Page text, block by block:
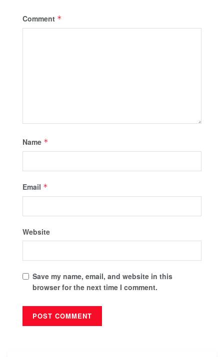
Comment *
Name *
Email *
Website
Save my name, email, and website in this
browser for the next time I comment.